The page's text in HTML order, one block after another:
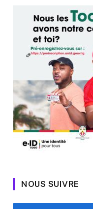
NOUS SUIVRE